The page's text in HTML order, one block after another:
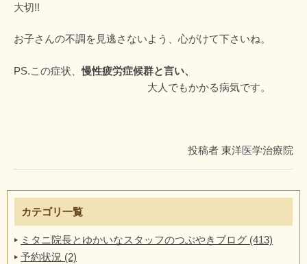
大切!!
お子さんの不調を見逃さないよう、心がけて下さいね。
PS.この症状、慢性疲労症候群と言い、
大人でもかかる病気です。
投稿者 東洋医学治療院
カテゴリ一覧
ミタニ院長とゆかいなスタッフのつぶやきブログ (413)
予約状況 (2)